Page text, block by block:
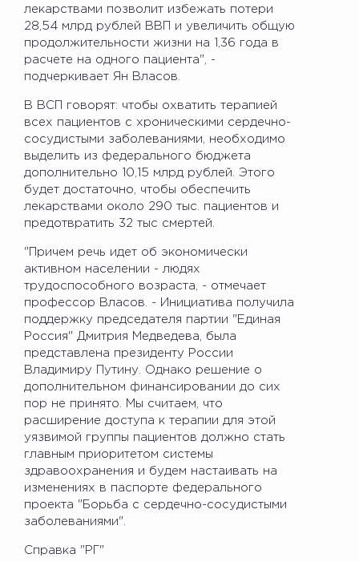
лекарствами позволит избежать потери
28,54 млрд рублей ВВП и увеличить общую
продолжительности жизни на 1,36 года в
расчете на одного пациента", -
подчеркивает Ян Власов.
В ВСП говорят: чтобы охватить терапией
всех пациентов с хроническими сердечно-
сосудистыми заболеваниями, необходимо
выделить из федерального бюджета
дополнительно 10,15 млрд рублей. Этого
будет достаточно, чтобы обеспечить
лекарствами около 290 тыс. пациентов и
предотвратить 32 тыс смертей.
"Причем речь идет об экономически
активном населении - людях
трудоспособного возраста, - отмечает
профессор Власов. - Инициатива получила
поддержку председателя партии "Единая
Россия" Дмитрия Медведева, была
представлена президенту России
Владимиру Путину. Однако решение о
дополнительном финансировании до сих
пор не принято. Мы считаем, что
расширение доступа к терапии для этой
уязвимой группы пациентов должно стать
главным приоритетом системы
здравоохранения и будем настаивать на
изменениях в паспорте федерального
проекта "Борьба с сердечно-сосудистыми
заболеваниями".
Справка "РГ"